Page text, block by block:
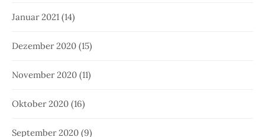
Januar 2021 (14)
Dezember 2020 (15)
November 2020 (11)
Oktober 2020 (16)
September 2020 (9)